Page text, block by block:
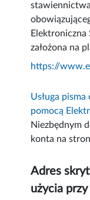
Elektroniczna
założona na
https://
Usługa
pomocą
Niezbędnym
konta na
Adres
użycia